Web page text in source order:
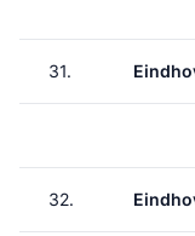
31.
32.